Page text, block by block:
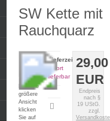
SW Kette mit
Rauchquarz
Für eine
größere
Ansicht
klicken
Sie auf
29,00
EUR
Endpreis
nach §
19 UStG.
zzgl.
Lieferzeit:
sofort
lieferbar
Artikeldatenblatt
drucken